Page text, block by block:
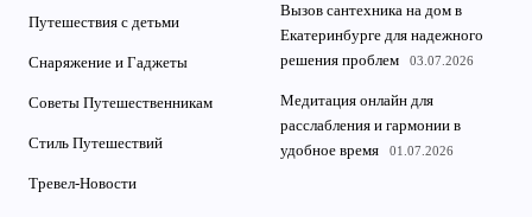
Путешествия с детьми
Снаряжение и Гаджеты
Советы Путешественникам
Стиль Путешествий
Тревел-Новости
Вызов сантехника на дом в
Екатеринбурге для надежного
решения проблем
03.07.2026
Медитация онлайн для
расслабления и гармонии в
удобное время
01.07.2026